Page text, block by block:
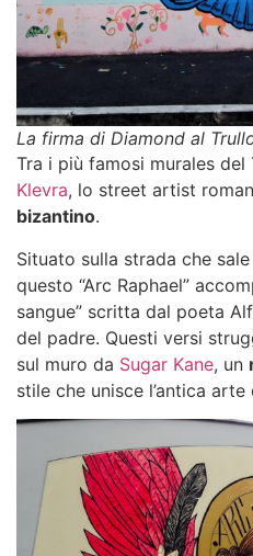
La firma di Diamond al
Tra i più famosi murales del
Klevra, lo street artist
bizantino.
Situato sulla strada che
questo “Arc Raphael”
sangue” scritta dal poeta
del padre. Questi versi
sul muro da Sugar Kane, un
stile che unisce l’antica